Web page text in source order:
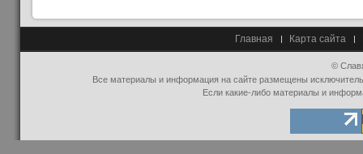
Главная Карта сайта
©
Все материалы и информация на сайте размещены
Если какие-либо материалы и